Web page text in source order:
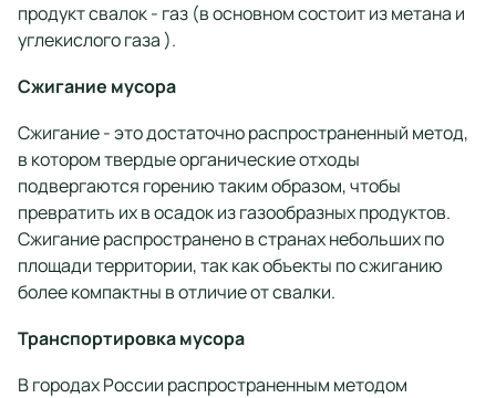
продукт свалок - газ (в основном состоит из метана и
углекислого газа ).
Сжигание мусора
Сжигание - это достаточно распространенный метод,
в котором твердые органические отходы
подвергаются горению таким образом, чтобы
превратить их в осадок из газообразных продуктов.
Сжигание распространено в странах небольших по
площади территории, так как объекты по сжиганию
более компактны в отличие от свалки.
Транспортировка мусора
В городах России распространенным методом